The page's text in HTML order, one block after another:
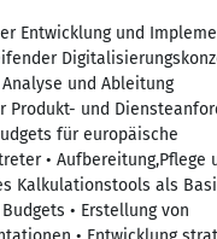
Entwicklung und
und Ableitung
und
für europäische
• Aufbereitung,Pflege
Kalkulationstools als
• Erstellung von